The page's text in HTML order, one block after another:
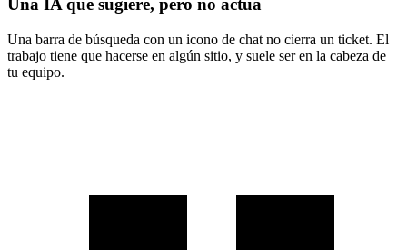
Una IA que sugiere, pero no actúa
Una barra de búsqueda con un icono de chat no cierra un ticket. El
trabajo tiene que hacerse en algún sitio, y suele ser en la cabeza de
tu equipo.